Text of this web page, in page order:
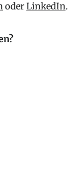
oderLinkedIn.